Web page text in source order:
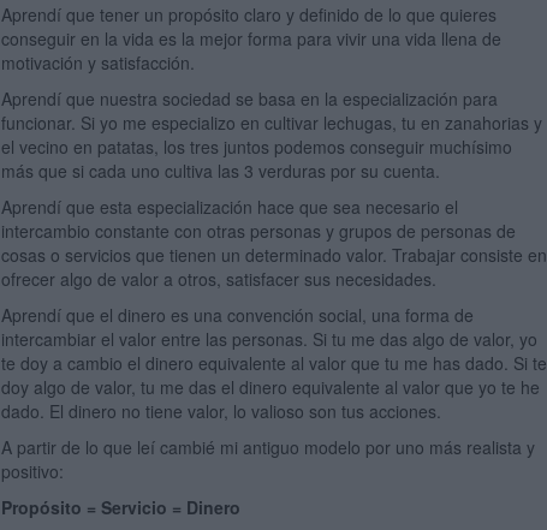
Aprendí que tener un propósito claro y definido de lo que quieres
conseguir en la vida es la mejor forma para vivir una vida llena de
motivación y satisfacción.
Aprendí que nuestra sociedad se basa en la especialización para
funcionar. Si yo me especializo en cultivar lechugas, tu en zanahorias y
el vecino en patatas, los tres juntos podemos conseguir muchísimo
más que si cada uno cultiva las 3 verduras por su cuenta.
Aprendí que esta especialización hace que sea necesario el
intercambio constante con otras personas y grupos de personas de
cosas o servicios que tienen un determinado valor. Trabajar consiste en
ofrecer algo de valor a otros, satisfacer sus necesidades.
Aprendí que el dinero es una convención social, una forma de
intercambiar el valor entre las personas. Si tu me das algo de valor, yo
te doy a cambio el dinero equivalente al valor que tu me has dado. Si te
doy algo de valor, tu me das el dinero equivalente al valor que yo te he
dado. El dinero no tiene valor, lo valioso son tus acciones.
A partir de lo que leí cambié mi antiguo modelo por uno más realista y
positivo:
Propósito = Servicio = Dinero